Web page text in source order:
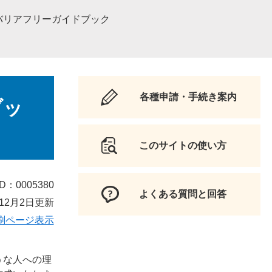
アフリーガイドブック
：0005380
月2日更新
ページ表示
人への理
各種申請・手続き案内
このサイトの使い方
よくある質問と回答